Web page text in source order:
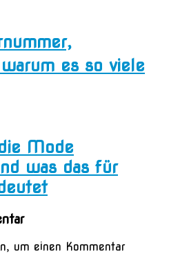
es so viele
Mode
was das für
um einen Kommentar